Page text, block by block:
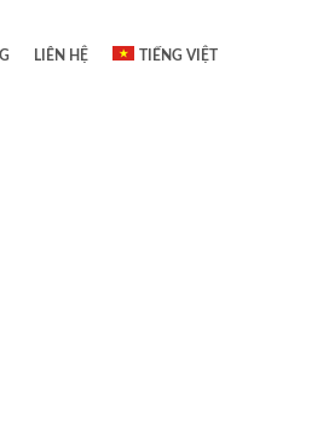
LIÊN HỆ TIẾNG VIỆT